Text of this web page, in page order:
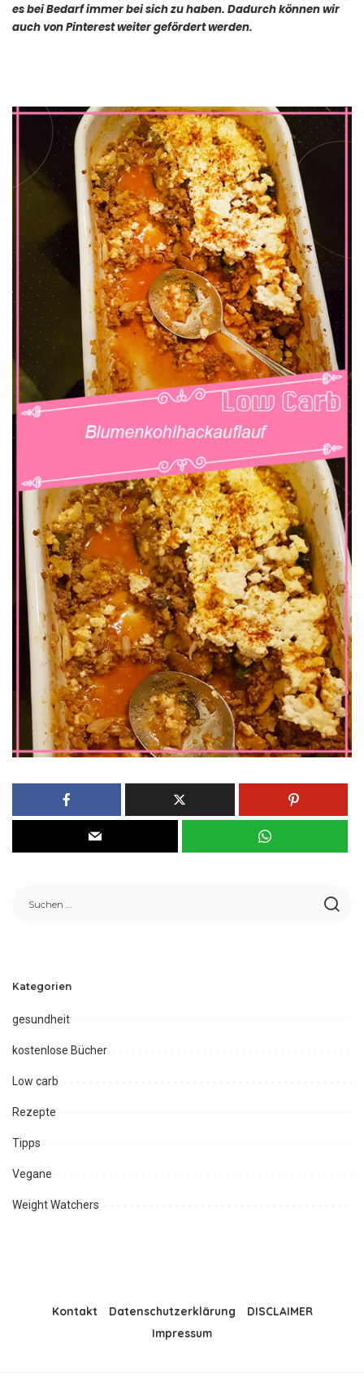
es bei Bedarf immer bei sich zu haben. Dadurch können wir
auch von Pinterest weiter gefördert werden.
Kategorien
gesundheit
kostenlose Bücher
Low carb
Rezepte
Tipps
Vegane
Weight Watchers
Kontakt Datenschutzerklärung
DISCLAIMER
Impressum